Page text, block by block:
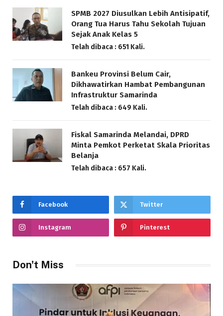
SPMB 2027 Diusulkan Lebih Antisipatif,
Orang Tua Harus Tahu Sekolah Tujuan
Sejak Anak Kelas 5
Telah dibaca : 651 Kali.
Bankeu Provinsi Belum Cair,
Dikhawatirkan Hambat Pembangunan
Infrastruktur Samarinda
Telah dibaca : 649 Kali.
Fiskal Samarinda Melandai, DPRD
Minta Pemkot Perketat Skala Prioritas
Belanja
Telah dibaca : 657 Kali.
Facebook Twitter
Instagram Pinterest
Don't Miss